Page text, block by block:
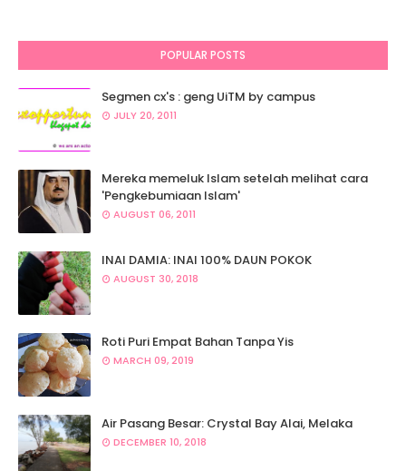
POPULAR POSTS
Segmen cx's : geng UiTM by campus
JULY 20, 2011
Mereka memeluk Islam setelah melihat cara
'Pengkebumiaan Islam'
AUGUST 06, 2011
INAI DAMIA: INAI 100% DAUN POKOK
AUGUST 30, 2018
Roti Puri Empat Bahan Tanpa Yis
MARCH 09, 2019
Air Pasang Besar: Crystal Bay Alai, Melaka
DECEMBER 10, 2018